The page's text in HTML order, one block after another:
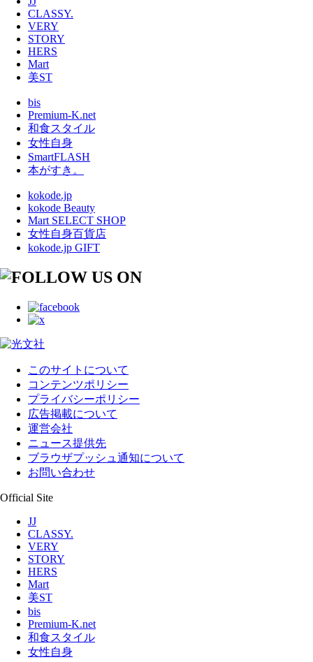
CLASSY.
VERY
STORY
HERS
Mart
美ST
bis
Premium-K.net
和食スタイル
女性自身
SmartFLASH
本がすき。
kokode.jp
kokode Beauty
Mart SELECT SHOP
女性自身百貨店
kokode.jp GIFT
このサイトについて
コンテンツポリシー
プライバシーポリシー
広告掲載について
運営会社
ニュース提供先
ブラウザプッシュ通知について
お問い合わせ
Official Site
JJ
CLASSY.
VERY
STORY
HERS
Mart
美ST
bis
Premium-K.net
和食スタイル
女性自身